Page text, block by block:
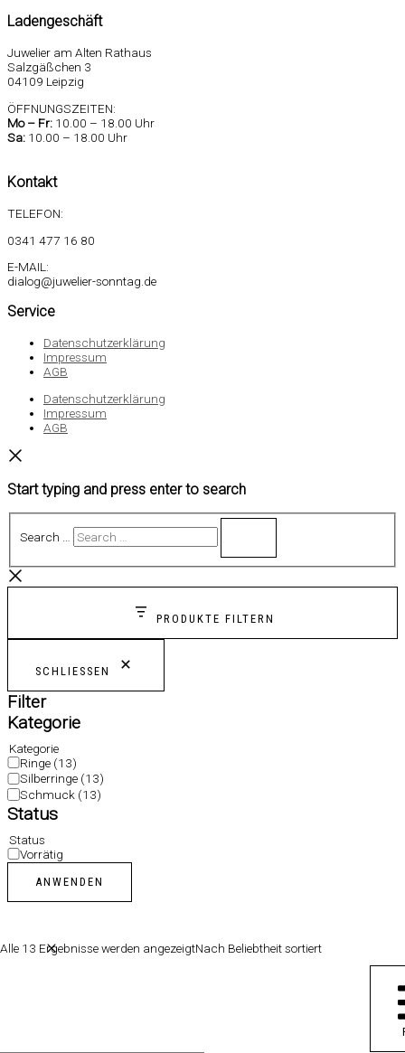
Alle 13 Ergebnisse werden angezeigtNach Beliebtheit sortiert
Ladengeschäft
Juwelier am Alten Rathaus
Salzgäßchen 3
04109 Leipzig
ÖFFNUNGSZEITEN:
Mo – Fr: 10.00 – 18.00 Uhr
Sa: 10.00 – 18.00 Uhr
Kontakt
TELEFON:
0341 477 16 80
E-MAIL:
dialog@juwelier-sonntag.de
Service
Datenschutzerklärung
Impressum
AGB
Datenschutzerklärung
Impressum
AGB
Start typing and press enter to search
Search …
PRODUKTE FILTERN
SCHLIESSEN
Filter
Kategorie
Kategorie
Ringe (13)
Silberringe (13)
Schmuck (13)
Status
Status
Vorrätig
ANWENDEN